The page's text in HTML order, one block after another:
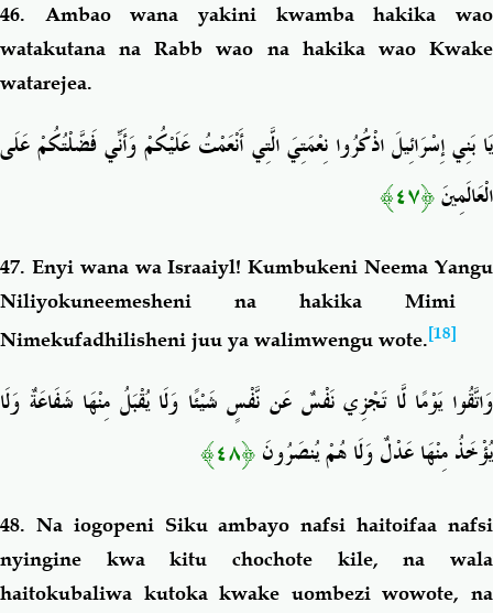
46. Ambao wana yakini kwamba hakika wao
watakutana na Rabb wao na hakika wao Kwake
watarejea.
يَا بَنِي إِسْرَائِيلَ اذْكُرُوا نِعْمَتِيَ الَّتِي أَنْعَمْتُ عَلَيْكُمْ وَأَنِّي فَضَّلْتُكُمْ عَلَى
الْعَالَمِينَ﴿٤٧﴾
47. Enyi wana wa Israaiyl! KumbukeniNeema Yangu
Niliyokuneemesheni na hakika Mimi
Nimekufadhilisheni juu ya walimwengu wote.[18]
وَاتَّقُوا يَوْمًا لَّا تَجْزِي نَفْسٌ عَن نَّفْسٍ شَيْئًا وَلَا يُقْبَلُ مِنْهَا شَفَاعَةٌ وَلَا
يُؤْخَذُ مِنْهَا عَدْلٌ وَلَا هُمْ يُنصَرُونَ﴿٤٨﴾
48. Na iogopeni Siku ambayo nafsi haitoifaa nafsi
nyingine kwa kitu chochote kile, na wala
haitokubaliwa kutoka kwake uombezi wowote, na